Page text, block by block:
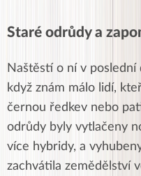
Staré odrůdy a
Naštěstí o ní v poslední
když znám málo lidí,
černou ředkev nebo
odrůdy byly vytlačeny
více hybridy, a
zachvátila zemědělství